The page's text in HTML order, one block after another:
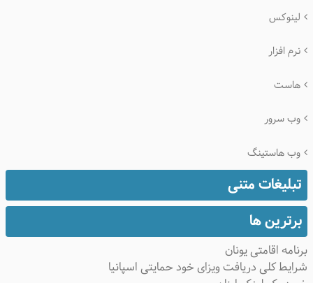
لینوکس
نرم افزار
هاست
وب سرور
وب هاستینگ
تبلیغات متنی
برترین ها
اقامتی یونان
کلی دریافت ویزای خود حمایتی اسپانیا